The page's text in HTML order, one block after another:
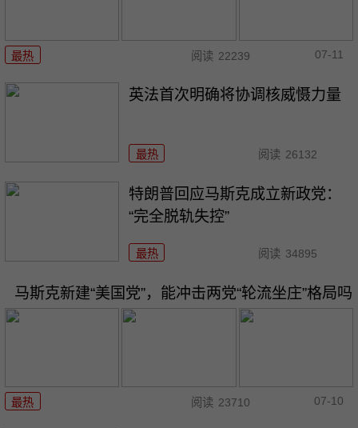
最热 阅读 22239 07-11
英法首次明确将协调核威慑力量
最热 阅读 26132
特朗普回应马斯克成立新政党：
“完全脱轨失控”
最热 阅读 34895
马斯克新建“美国党”，能冲击两党“轮流坐庄”格局吗
最热 阅读 23710 07-10